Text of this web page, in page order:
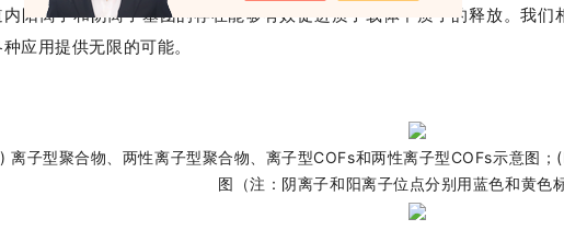
内阳离子和阴离子基团的存在能够有效促进质子载体中质子的释放。我
应用提供无限的可能。
离子型聚合物、两性离子型聚合物、离子型COFs和两性离子型COFs示意图
图（注：阴离子和阳离子位点分别用蓝色和黄色